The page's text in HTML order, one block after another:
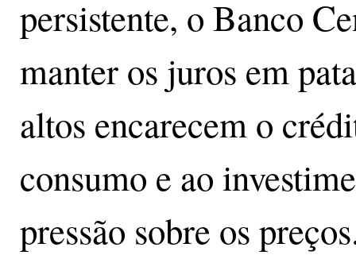
persistente, o Banco
manter os juros em
altos encarecem o
consumo e ao
pressão sobre os